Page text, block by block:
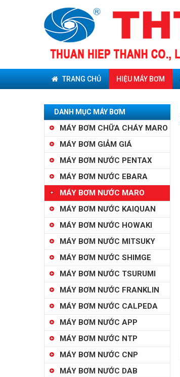
TRANG CHỦ HIỆU MÁY BƠM
DANH MỤC MÁY BƠM
MÁY BƠM CHỮA CHÁY MARO
MÁY BƠM GIẢM GIÁ
MÁY BƠM NƯỚC PENTAX
MÁY BƠM NƯỚC EBARA
MÁY BƠM NƯỚC MARO
MÁY BƠM NƯỚC KAIQUAN
MÁY BƠM NƯỚC HOWAKI
MÁY BƠM NƯỚC MITSUKY
MÁY BƠM NƯỚC SHIMGE
MÁY BƠM NƯỚC TSURUMI
MÁY BƠM NƯỚC FRANKLIN
MÁY BƠM NƯỚC CALPEDA
MÁY BƠM NƯỚC APP
MÁY BƠM NƯỚC NTP
MÁY BƠM NƯỚC CNP
MÁY BƠM NƯỚC DAB